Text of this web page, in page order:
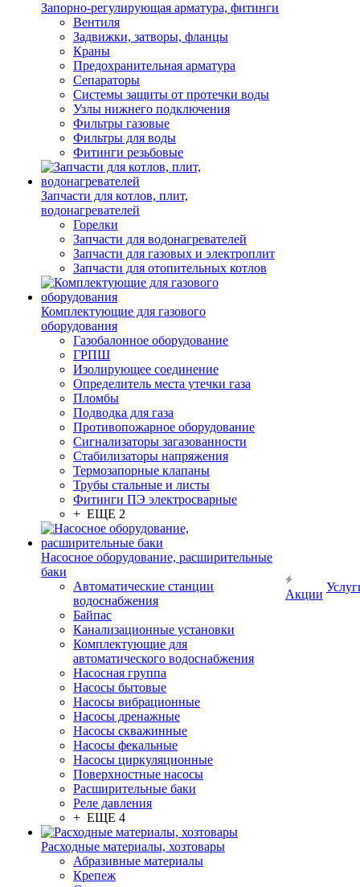
Запорно-регулирующая арматура, фитинги
Вентиля
Задвижки, затворы, фланцы
Краны
Предохранительная арматура
Сепараторы
Системы защиты от протечки воды
Узлы нижнего подключения
Фильтры газовые
Фильтры для воды
Фитинги резьбовые
Запчасти для котлов, плит,
водонагревателей
Горелки
Запчасти для водонагревателей
Запчасти для газовых и электроплит
Запчасти для отопительных котлов
Комплектующие для газового
оборудования
Газобалонное оборудование
ГРПШ
Изолирующее соединение
Определитель места утечки газа
Пломбы
Подводка для газа
Противопожарное оборудование
Сигнализаторы загазованности
Стабилизаторы напряжения
Термозапорные клапаны
Трубы стальные и листы
Фитинги ПЭ электросварные
+ ЕЩЕ 2
Насосное оборудование, расширительные
баки
Автоматические станции
водоснабжения
Байпас
Канализационные установки
Комплектующие для
автоматического водоснабжения
Насосная группа
Насосы бытовые
Насосы вибрационные
Насосы дренажные
Насосы скважинные
Насосы фекальные
Насосы циркуляционные
Поверхностные насосы
Расширительные баки
Реле давления
+ ЕЩЕ 4
Расходные материалы, хозтовары
Абразивные материалы
Крепеж
Акции